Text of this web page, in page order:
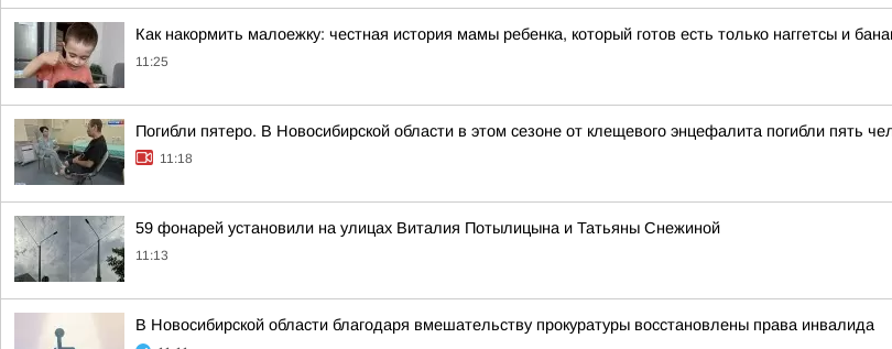
Как накормить малоежку: честная история мамы ребенка, который готов есть только наггетсы и
11:25
Погибли пятеро. В Новосибирской области в этом сезоне от клещевого энцефалита погибли пять
11:18
59 фонарей установили на улицах Виталия Потылицына и Татьяны Снежиной
11:13
В Новосибирской области благодаря вмешательству прокуратуры восстановлены права инвалида